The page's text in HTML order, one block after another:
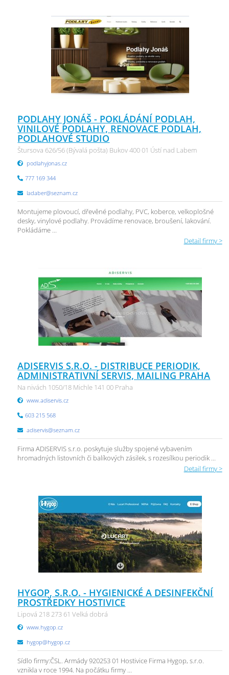
PODLAHY JONÁŠ - POKLÁDÁNÍ PODLAH,
VINILOVÉ PODLAHY, RENOVACE PODLAH,
PODLAHOVÉ STUDIO
Štursova 626/56 (Bývalá pošta) Bukov 400 01 Ústí nad Labem
podlahyjonas.cz
777 169 344
ladaber@seznam.cz
Montujeme plovoucí, dřevěné podlahy, PVC, koberce, velkoplošné
desky, vinylové podlahy. Provádíme renovace, broušení, lakování.
Pokládáme ...
Detail firmy >
ADISERVIS S.R.O. - DISTRIBUCE PERIODIK,
ADMINISTRATIVNÍ SERVIS, MAILING PRAHA
Na nivách 1050/18 Michle 141 00 Praha
www.adiservis.cz
603 215 568
adiservis@seznam.cz
Firma ADISERVIS s.r.o. poskytuje služby spojené vybavením
hromadných listovních či balíkových zásilek, s rozesílkou periodik ...
Detail firmy >
HYGOP, S.R.O. - HYGIENICKÉ A DESINFEKČNÍ
PROSTŘEDKY HOSTIVICE
Lipová 218 273 61 Velká dobrá
www.hygop.cz
hygop@hygop.cz
Sídlo firmy:ČSL. Armády 920253 01 Hostivice Firma Hygop, s.r.o.
vznikla v roce 1994. Na počátku firmy ...